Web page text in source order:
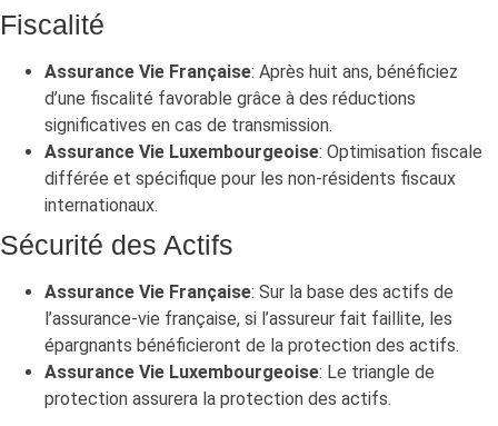
Fiscalité
Assurance Vie Française: Après huit ans, bénéficiez
d’une fiscalité favorable grâce à des réductions
significatives en cas de transmission.
Assurance Vie Luxembourgeoise: Optimisation fiscale
différée et spécifique pour les non-résidents fiscaux
internationaux.
Sécurité des Actifs
Assurance Vie Française: Sur la base des actifs de
l’assurance-vie française, si l’assureur fait faillite, les
épargnants bénéficieront de la protection des actifs.
Assurance Vie Luxembourgeoise: Le triangle de
protection assurera la protection des actifs.